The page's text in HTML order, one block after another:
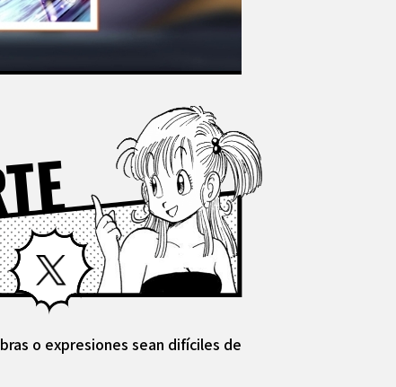
X
o expresiones sean difíciles de